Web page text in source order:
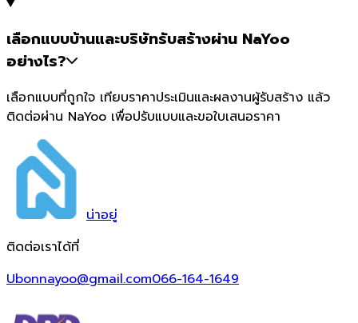
เลือกแบบบ้านและบริษัทรับสร้างผ่าน NaYoo
อย่างไร?
เลือกแบบที่ถูกใจ เทียบราคาประเมินและผลงานผู้รับสร้าง แล้ว
ติดต่อผ่าน NaYoo เพื่อปรับแบบและขอใบเสนอราคา
น่าอยู่
ติดต่อเราได้ที่
Ubonnayoo@gmail.com066-164-1649